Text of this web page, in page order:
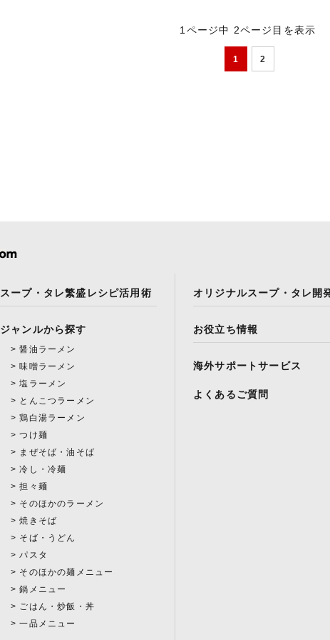
1ページ中 2ページ目を表示
1 2
スープ・タレ繁盛レシピ活用術
ジャンルから探す
醤油ラーメン
味噌ラーメン
塩ラーメン
とんこつラーメン
鶏白湯ラーメン
つけ麺
まぜそば・油そば
冷し・冷麺
担々麺
そのほかのラーメン
焼きそば
そば・うどん
パスタ
そのほかの麺メニュー
鍋メニュー
ごはん・炒飯・丼
一品メニュー
オリジナルスープ・タレ開
お役立ち情報
海外サポートサービス
よくあるご質問